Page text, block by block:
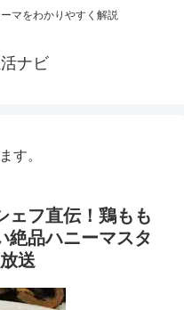
マをわかりやすく解説
ナビ
す。
ェフ直伝！鶏もも
絶品ハニーマスタ
送